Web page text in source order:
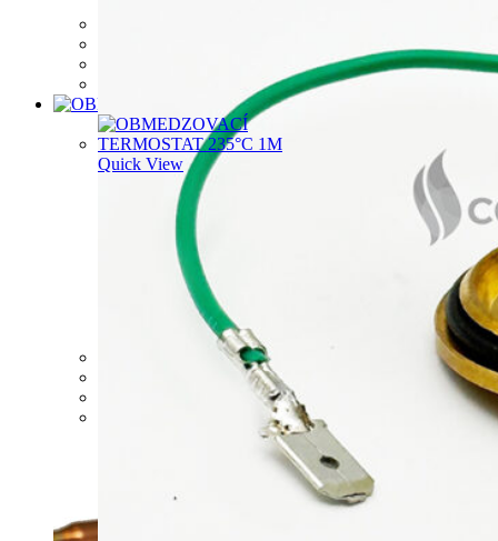
Quick View
OBMEDZOVACÍ TERMOSTAT 235°C 1M